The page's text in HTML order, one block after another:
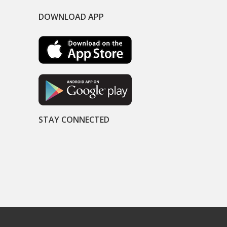
DOWNLOAD APP
STAY CONNECTED